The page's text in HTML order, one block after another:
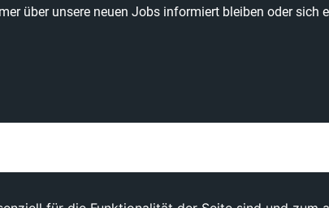
über unsere neuen Jobs informiert bleiben oder sich